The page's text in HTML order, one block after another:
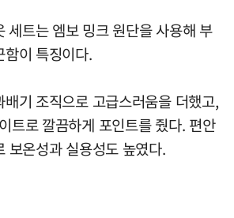
세트는 엠보 밍크 원단을 사용해 부
이 특징이다.
기 조직으로 고급스러움을 더했고,
트로 깔끔하게 포인트를 줬다. 편안
보온성과 실용성도 높였다.